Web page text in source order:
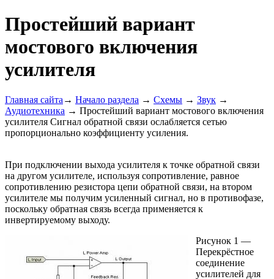
Простейший вариант
мостового включения
усилителя
Главная сайта → Начало раздела → Схемы → Звук →
Аудиотехника → Простейший вариант мостового включения
усилителя Сигнал обратной связи ослабляется сетью
пропорционально коэффициенту усиления.
При подключении выхода усилителя к точке обратной связи
на другом усилителе, используя сопротивление, равное
сопротивлению резистора цепи обратной связи, на втором
усилителе мы получим усиленный сигнал, но в противофазе,
поскольку обратная связь всегда применяется к
инвертируемому выходу.
Рисунок 1 —
Перекрёстное
соединение
усилителей для